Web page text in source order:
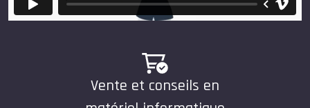
Vente et conseils en